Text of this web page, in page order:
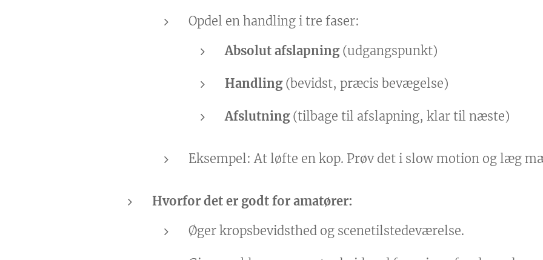
Opdel en handling i tre faser:
Absolut afslapning(udgangspunkt)
Handling(bevidst, præcis bevægelse)
Afslutning(tilbage til afslapning, klar til næste)
Eksempel: At løfte en kop. Prøv det i slow motion og læg
Hvorfor det er godt for amatører:
Øger kropsbevidsthed og scenetilstedeværelse.